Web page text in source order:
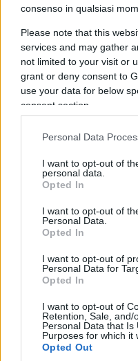
consenso in qualsiasi
Please note that this
services and may gather
not limited to your visit or
grant or deny consent to
use your data for below
consent section.
Personal Data
I want to opt-out of
personal data.
Opted In
I want to opt-out of
Personal Data.
Opted In
I want to opt-out of
Personal Data for
Opted In
I want to opt-out of
Retention, Sale, and/
Personal Data that Is
Purposes for which it
Opted Out
Quindi anche i DSA
Quando si legge, nei
loro sostenuti, che
Italia non fa alcun
sinistra e
persino
imporre. Quando si
pubblica per tutti,
legge che vogliono